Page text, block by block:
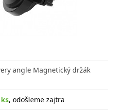
angle Magnetický držák
, odošleme zajtra